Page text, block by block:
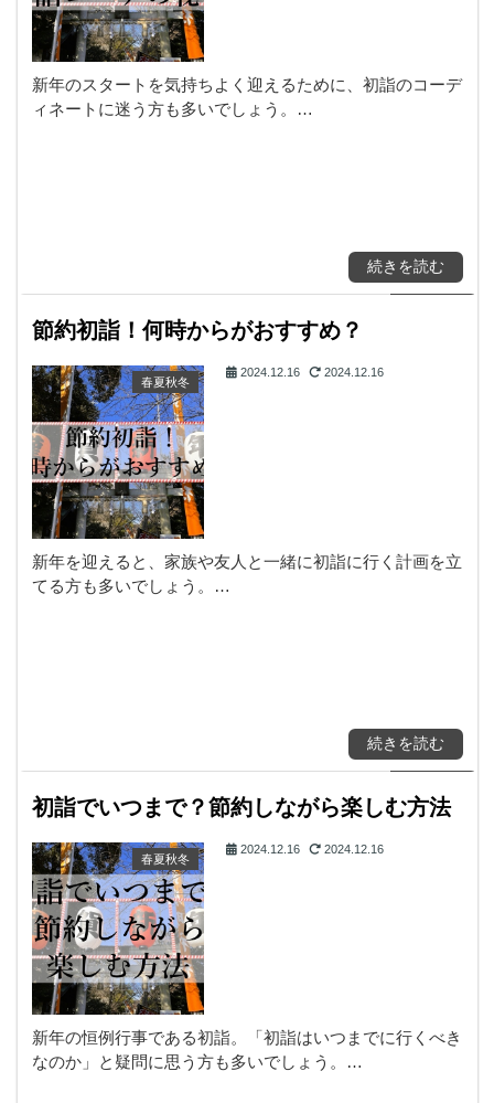
新年のスタートを気持ちよく迎えるために、初詣のコーデ
ィネートに迷う方も多いでしょう。…
続きを読む
節約初詣！何時からがおすすめ？
春夏秋冬
2024.12.16 2024.12.16
新年を迎えると、家族や友人と一緒に初詣に行く計画を立
てる方も多いでしょう。…
続きを読む
初詣でいつまで？節約しながら楽しむ方法
春夏秋冬
2024.12.16 2024.12.16
新年の恒例行事である初詣。「初詣はいつまでに行くべき
なのか」と疑問に思う方も多いでしょう。…